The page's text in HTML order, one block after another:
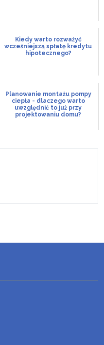
Kiedy warto rozważyć
wcześniejszą spłatę kredytu
hipotecznego?
Planowanie montażu pompy
ciepła - dlaczego warto
uwzględnić to już przy
projektowaniu domu?